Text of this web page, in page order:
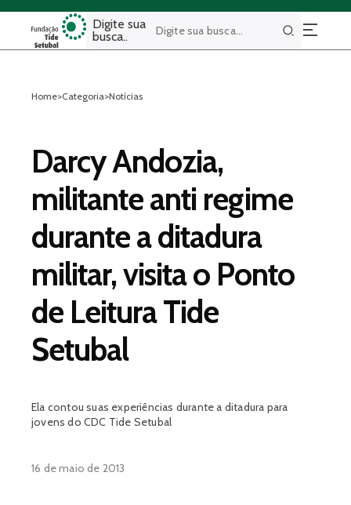
Digite sua
busca..
Buscar
Home>Categoria>Notícias
Darcy Andozia,
militante anti regime
durante a ditadura
militar, visita o Ponto
de Leitura Tide
Setubal
Ela contou suas experiências durante a ditadura para
jovens do CDC Tide Setubal
16 de maio de 2013